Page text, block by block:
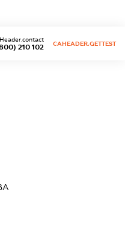
210 102 CAHEADER.GETTEST